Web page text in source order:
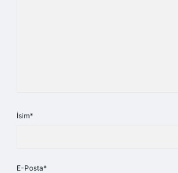
İsim*
E-Posta*